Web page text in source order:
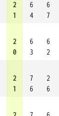
2
1
6
4
6
7
2
0
6
3
6
2
2
1
7
6
2
6